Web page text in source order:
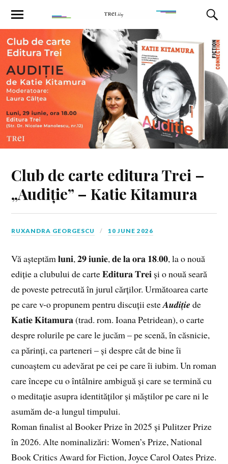
Club de carte editura Trei –
„Audiție” – Katie Kitamura
RUXANDRA GEORGESCU 10 JUNE 2026
Vă așteptăm 𝐥𝐮𝐧𝐢, 𝟐𝟗 𝐢𝐮𝐧𝐢𝐞, 𝐝𝐞 𝐥𝐚 𝐨𝐫𝐚 𝟏𝟖.𝟎𝟎, la o nouă
ediție a clubului de carte 𝐄𝐝𝐢𝐭𝐮𝐫𝐚 𝐓𝐫𝐞𝐢 și o nouă seară
de poveste petrecută în jurul cărților. Următoarea carte
pe care v-o propunem pentru discuții este 𝑨𝒖𝒅𝒊𝒕̦𝒊𝒆 de
𝐊𝐚𝐭𝐢𝐞 𝐊𝐢𝐭𝐚𝐦𝐮𝐫𝐚 (trad. rom. Ioana Petridean), o carte
despre rolurile pe care le jucăm – pe scenă, în căsnicie,
ca părinți, ca parteneri – și despre cât de bine îi
cunoaștem cu adevărat pe cei pe care îi iubim. Un roman
care începe cu o întâlnire ambiguă și care se termină cu
o meditație asupra identităților și măștilor pe care ni le
asumăm de-a lungul timpului.
Roman finalist al Booker Prize în 2025 și Pulitzer Prize
în 2026. Alte nominalizări: Women’s Prize, National
Book Critics Award for Fiction, Joyce Carol Oates Prize.